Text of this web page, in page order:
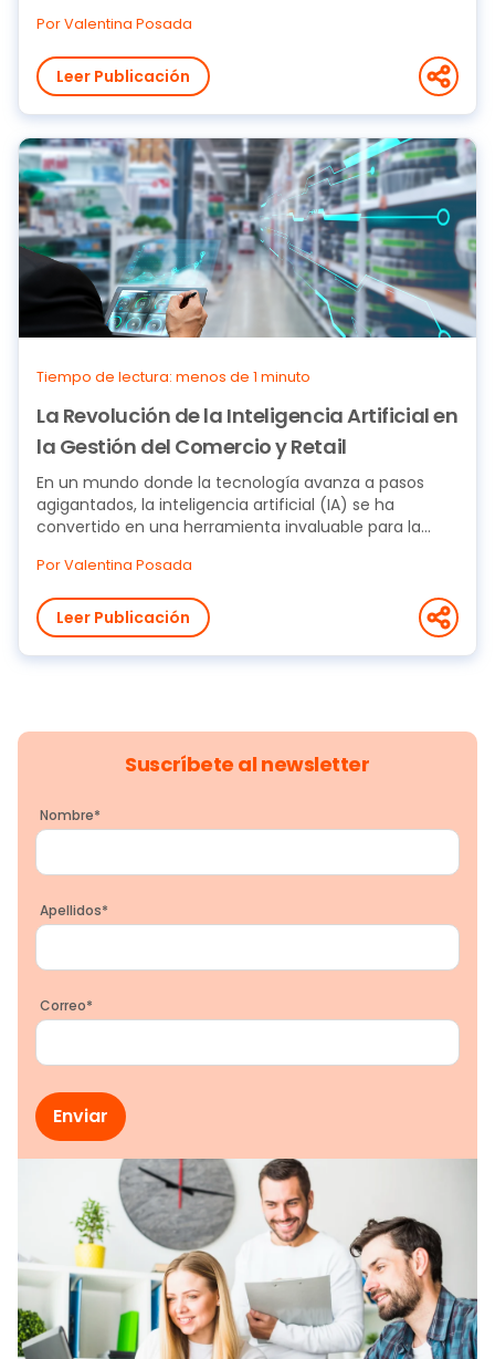
Por Valentina Posada
Leer Publicación
Tiempo de lectura: menos de 1 minuto
La Revolución de la Inteligencia Artificial en
la Gestión del Comercio y Retail
En un mundo donde la tecnología avanza a pasos
agigantados, la inteligencia artificial (IA) se ha
convertido en una herramienta invaluable para la...
Por Valentina Posada
Leer Publicación
Suscríbete al newsletter
Nombre*
Apellidos*
Correo*